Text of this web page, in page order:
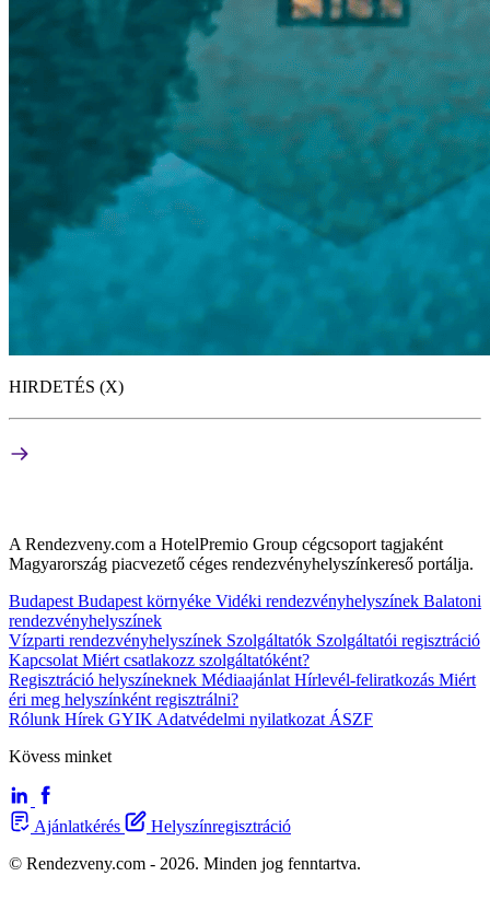
HIRDETÉS (X)
A Rendezveny.com a HotelPremio Group cégcsoport tagjaként
Magyarország piacvezető céges rendezvényhelyszínkereső portálja.
Budapest Budapest környéke Vidéki rendezvényhelyszínek Balatoni
rendezvényhelyszínek
Vízparti rendezvényhelyszínek Szolgáltatók Szolgáltatói regisztráció
Kapcsolat Miért csatlakozz szolgáltatóként?
Regisztráció helyszíneknek Médiaajánlat Hírlevél-feliratkozás Miért
éri meg helyszínként regisztrálni?
Rólunk Hírek GYIK Adatvédelmi nyilatkozat ÁSZF
Kövess minket
Ajánlatkérés
Helyszínregisztráció
© Rendezveny.com - 2026. Minden jog fenntartva.